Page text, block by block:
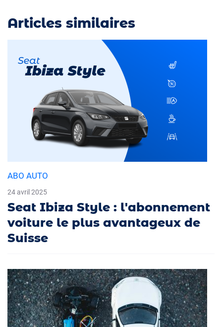
Articles similaires
ABO AUTO
24 avril 2025
Seat Ibiza Style : l'abonnement
voiture le plus avantageux de
Suisse